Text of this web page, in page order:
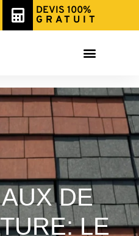
DE
LE
DEVIS 100%
GRATUIT